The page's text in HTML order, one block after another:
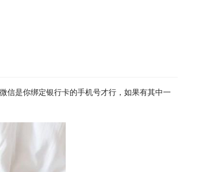
信是你绑定银行卡的手机号才行，如果有其中一